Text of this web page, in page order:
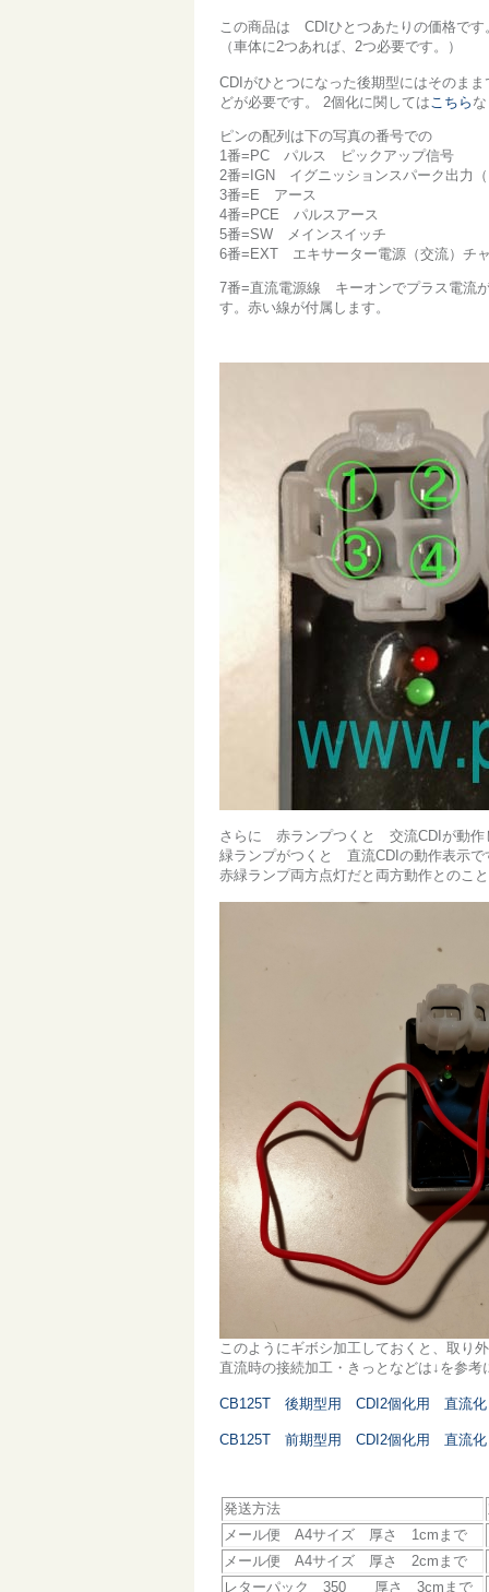
この商品は CDIひとつあたりの価格で
（車体に2つあれば、2つ必要です。）
CDIがひとつになった後期型にはそのま
どが必要です。 2個化に関してはこちら
ピンの配列は下の写真の番号での
1番=PC パルス ピックアップ信号
2番=IGN イグニッションスパーク出力
3番=E アース
4番=PCE パルスアース
5番=SW メインスイッチ
6番=EXT エキサーター電源（交流）チ
7番=直流電源線 キーオンでプラス電流
す。赤い線が付属します。
さらに 赤ランプつくと 交流CDIが動作
緑ランプがつくと 直流CDIの動作表示で
赤緑ランプ両方点灯だと両方動作とのこ
このようにギボシ加工しておくと、取り
直流時の接続加工・きっとなどは↓を参考
CB125T 後期型用 CDI2個化用 直流
CB125T 前期型用 CDI2個化用 直流化
発送方法
メール便 A4サイズ 厚さ 1cmまで
メール便 A4サイズ 厚さ 2cmまで
レターパック 350 厚さ 3cmまで